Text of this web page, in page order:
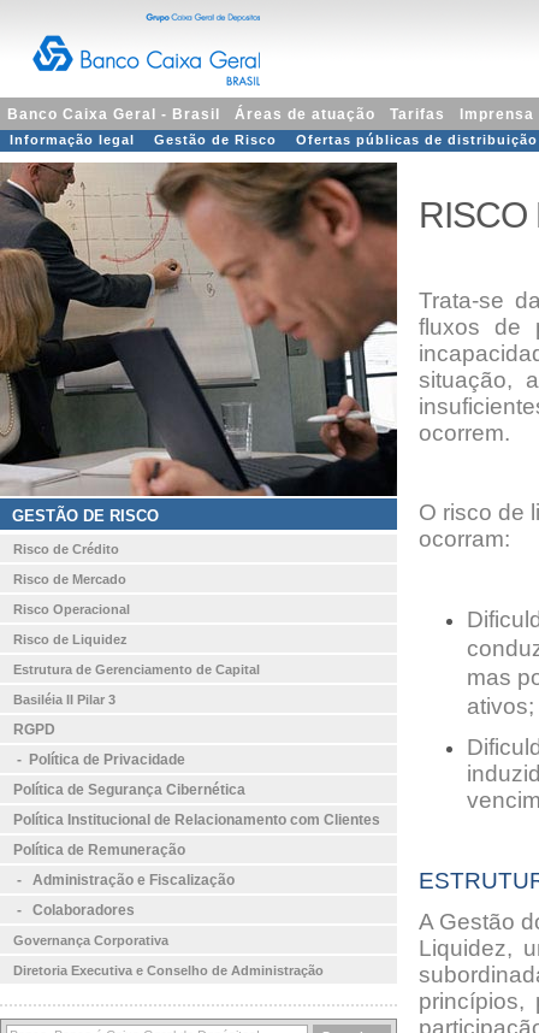
Banco Caixa Geral - Brasil Áreas de atuação Tarifas Imprensa
Informação legal Gestão de Risco Ofertas públicas de distribuição
RISCO
Trata-se
fluxos de
situação,
ocorrem.
O risco de
ocorram:
mas
ativos;
Dificu
A Gestão
Liquidez,
princípios,
GESTÃO DE RISCO
Risco de Crédito
Risco de Mercado
Risco Operacional
Risco de Liquidez
Estrutura de Gerenciamento de Capital
Basiléia II Pilar 3
RGPD
- Política de Privacidade
Política de Segurança Cibernética
Política Institucional de Relacionamento com Clientes
Política de Remuneração
- Administração e Fiscalização
- Colaboradores
Governança Corporativa
Diretoria Executiva e Conselho de Administração